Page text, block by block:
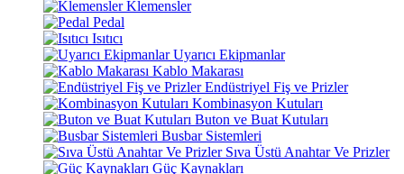
Klemensler
Pedal
Isıtıcı
Uyarıcı Ekipmanlar
Kablo Makarası
Endüstriyel Fiş ve Prizler
Kombinasyon Kutuları
Buton ve Buat Kutuları
Busbar Sistemleri
Sıva Üstü Anahtar Ve Prizler
Güç Kaynakları